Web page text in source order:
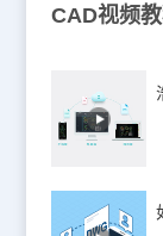
CAD视频